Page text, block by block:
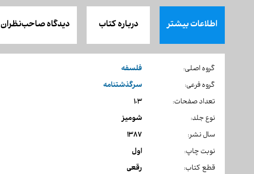
اطلاعات بیشتر درباره کتاب دیدگاه صاحب‌نظران
گروه اصلی: فلسفه
گروه فرعی: سرگذشتنامه
تعداد صفحات: 103
نوع جلد: شومیز
سال نشر: 1387
نوبت چاپ: اول
قطع کتاب: رقعی